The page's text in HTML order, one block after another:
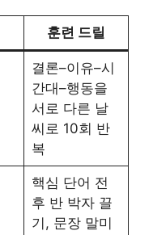
훈련 드릴
결론–이유–시
간대–행동을
서로 다른 날
씨로 10회 반
복
핵심 단어 전
후 반 박자 끌
기, 문장 말미